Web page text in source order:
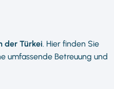
der Türkei. Hier finden Sie
umfassende Betreuung und